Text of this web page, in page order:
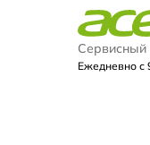
Сервисный
Ежедневно с